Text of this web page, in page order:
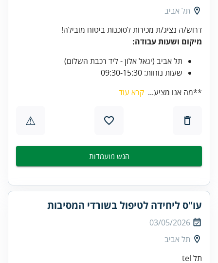
תל אביב
דרוש/ה נציג/ת מכירות לסוכנות ביטוח מובילה!
מיקום ושעות עבודה:
תל אביב (יגאל אלון - ליד רכבת השלום)
שעות נוחות: 09:30-15:30
**מה אנו מציע... קרא עוד
⚠
הגש מועמדות
עו"ס ליחידה לטיפול בשורדי המסיבות
03/05/2026
תל אביב